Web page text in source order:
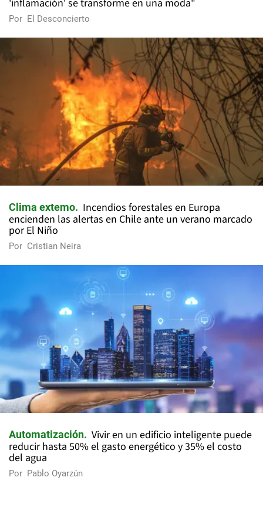
'inflamación' se transforme en una moda"
Por El Desconcierto
Clima extemo
Incendios forestales en Europa
encienden las alertas en Chile ante un verano marcado
por El Niño
Por Cristian Neira
Automatización
Vivir en un edificio inteligente puede
reducir hasta 50% el gasto energético y 35% el costo
del agua
Por Pablo Oyarzún